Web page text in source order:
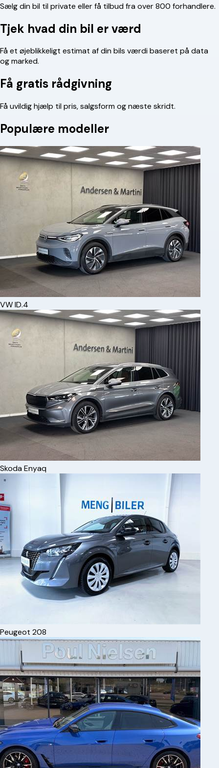
Sælg din bil til private eller få tilbud fra over 800 forhandlere.
Tjek hvad din bil er værd
Få et øjeblikkeligt estimat af din bils værdi baseret på data
og marked.
Få gratis rådgivning
Få uvildig hjælp til pris, salgsform og næste skridt.
Populære modeller
VWID.4
SkodaEnyaq
Peugeot 208